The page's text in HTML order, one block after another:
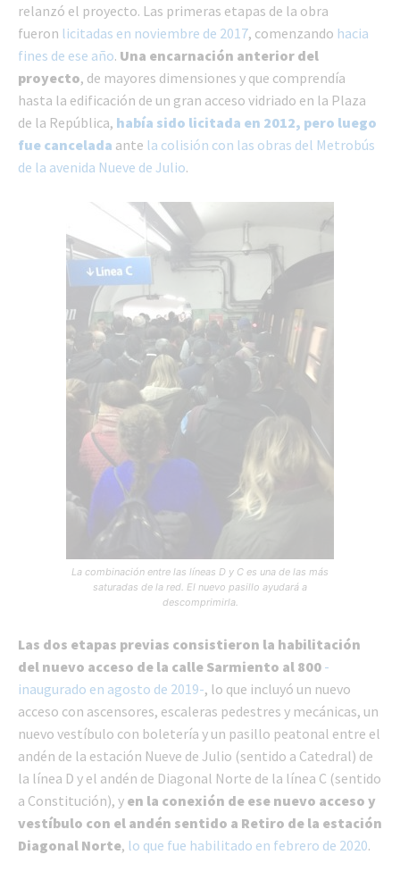
relanzó el proyecto. Las primeras etapas de la obra
fueron licitadas en noviembre de 2017, comenzando hacia
fines de ese año. Una encarnación anterior del
proyecto, de mayores dimensiones y que comprendía
hasta la edificación de un gran acceso vidriado en la Plaza
de la República, había sido licitada en 2012, pero luego
fue cancelada ante la colisión con las obras del Metrobús
de la avenida Nueve de Julio.
La combinación entre las líneas D y C es una de las más
saturadas de la red. El nuevo pasillo ayudará a
descomprimirla.
Las dos etapas previas consistieron la habilitación
del nuevo acceso de la calle Sarmiento al 800 -
inaugurado en agosto de 2019-, lo que incluyó un nuevo
acceso con ascensores, escaleras pedestres y mecánicas, un
nuevo vestíbulo con boletería y un pasillo peatonal entre el
andén de la estación Nueve de Julio (sentido a Catedral) de
la línea D y el andén de Diagonal Norte de la línea C (sentido
a Constitución), y en la conexión de ese nuevo acceso y
vestíbulo con el andén sentido a Retiro de la estación
Diagonal Norte, lo que fue habilitado en febrero de 2020.